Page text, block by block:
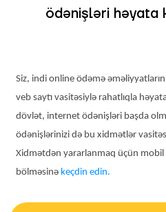
ödənişləri həyata
Siz, indi online ödəmə
veb saytı vasitəsiylə rahatlıqla
dövlət, internet ödənişləri başda
ödənişlərinizi də bu xidmətlər
Xidmətdən yararlanmaq üçün
bölməsinə keçdin edin.